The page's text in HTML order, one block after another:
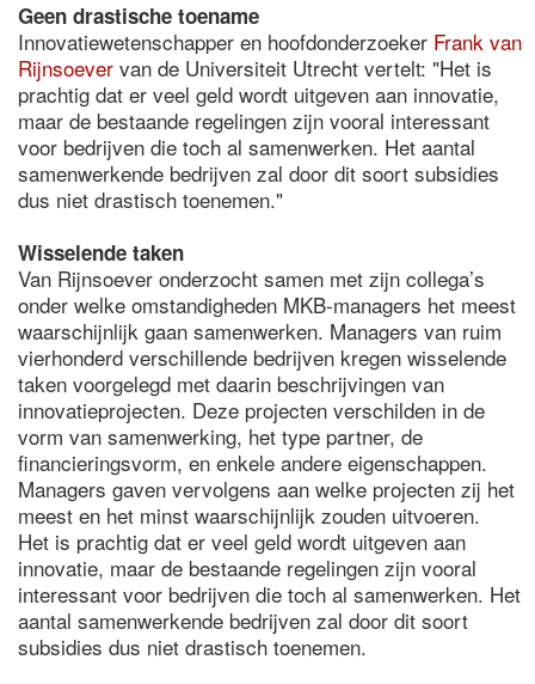
Geen drastische toename
Innovatiewetenschapper en hoofdonderzoeker Frank van
Rijnsoever van de Universiteit Utrecht vertelt: "Het is
prachtig dat er veel geld wordt uitgeven aan innovatie,
maar de bestaande regelingen zijn vooral interessant
voor bedrijven die toch al samenwerken. Het aantal
samenwerkende bedrijven zal door dit soort subsidies
dus niet drastisch toenemen."
Wisselende taken
Van Rijnsoever onderzocht samen met zijn collega’s
onder welke omstandigheden MKB-managers het meest
waarschijnlijk gaan samenwerken. Managers van ruim
vierhonderd verschillende bedrijven kregen wisselende
taken voorgelegd met daarin beschrijvingen van
innovatieprojecten. Deze projecten verschilden in de
vorm van samenwerking, het type partner, de
financieringsvorm, en enkele andere eigenschappen.
Managers gaven vervolgens aan welke projecten zij het
meest en het minst waarschijnlijk zouden uitvoeren.
Het is prachtig dat er veel geld wordt uitgeven aan
innovatie, maar de bestaande regelingen zijn vooral
interessant voor bedrijven die toch al samenwerken. Het
aantal samenwerkende bedrijven zal door dit soort
subsidies dus niet drastisch toenemen.